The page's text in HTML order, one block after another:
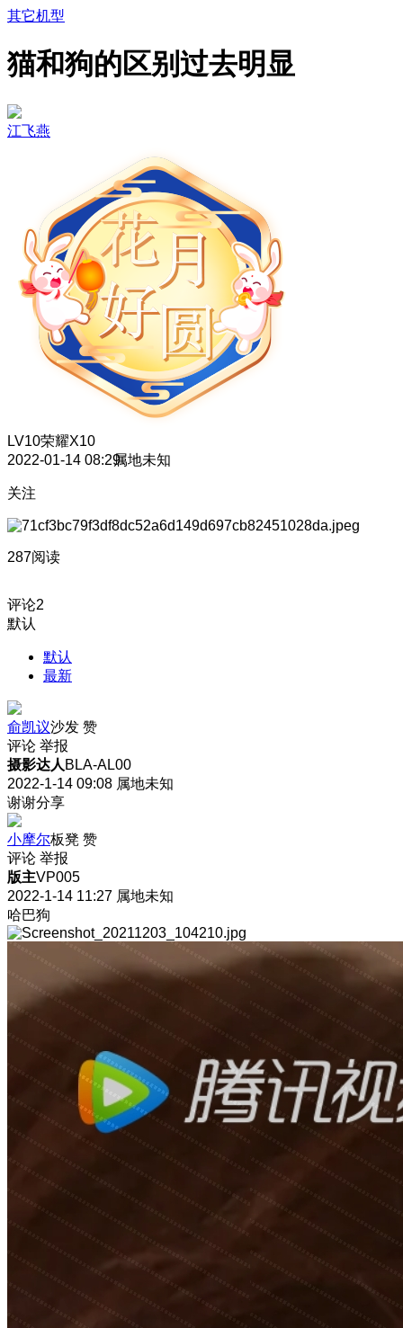
其它机型
猫和狗的区别过去明显
江飞燕
LV10荣耀X10
2022-01-14 08:29属地未知
关注
287阅读
评论2
默认
默认
最新
俞凯议沙发 赞
评论 举报
摄影达人 BLA-AL00
2022-1-14 09:08 属地未知
谢谢分享
小摩尔板凳 赞
评论 举报
版主VP005
2022-1-14 11:27 属地未知
哈巴狗